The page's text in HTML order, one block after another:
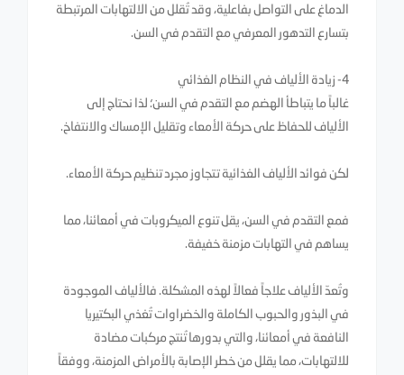
الدماغ على التواصل بفاعلية، وقد تُقلل من الالتهابات المرتبطة
بتسارع التدهور المعرفي مع التقدم في السن.
4- زيادة الألياف في النظام الغذائي
غالباً ما يتباطأ الهضم مع التقدم في السن؛ لذا نحتاج إلى
الألياف للحفاظ على حركة الأمعاء وتقليل الإمساك والانتفاخ.
لكن فوائد الألياف الغذائية تتجاوز مجرد تنظيم حركة الأمعاء.
فمع التقدم في السن، يقل تنوع الميكروبات في أمعائنا، مما
يساهم في التهابات مزمنة خفيفة.
وتُعدّ الألياف علاجاً فعالاً لهذه المشكلة. فالألياف الموجودة
في البذور والحبوب الكاملة والخضراوات تُغذي البكتيريا
النافعة في أمعائنا، والتي بدورها تُنتج مركبات مضادة
للالتهابات، مما يقلل من خطر الإصابة بالأمراض المزمنة، ووفقاً